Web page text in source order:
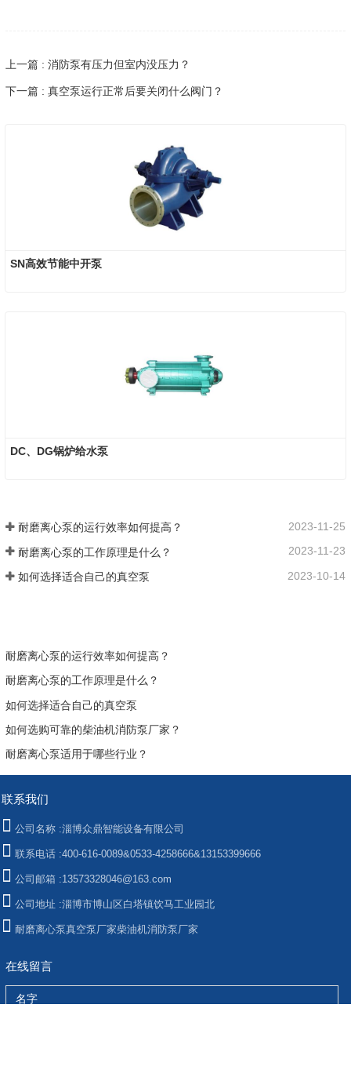
上一篇 : 消防泵有压力但室内没压力？
下一篇 : 真空泵运行正常后要关闭什么阀门？
SN高效节能中开泵
DC、DG锅炉给水泵
耐磨离心泵的运行效率如何提高？ 2023-11-25
耐磨离心泵的工作原理是什么？ 2023-11-23
如何选择适合自己的真空泵 2023-10-14
耐磨离心泵的运行效率如何提高？
耐磨离心泵的工作原理是什么？
如何选择适合自己的真空泵
如何选购可靠的柴油机消防泵厂家？
耐磨离心泵适用于哪些行业？
联系我们
公司名称 :淄博众鼎智能设备有限公司
联系电话 :400-616-0089&0533-4258666&13153399666
公司邮箱 :13573328046@163.com
公司地址 :淄博市博山区白塔镇饮马工业园北
耐磨离心泵真空泵厂家柴油机消防泵厂家
在线留言